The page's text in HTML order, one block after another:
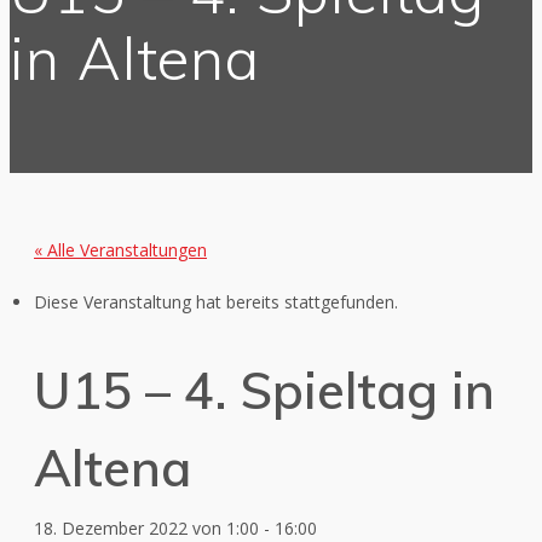
in Altena
« Alle Veranstaltungen
Diese Veranstaltung hat bereits stattgefunden.
U15 – 4. Spieltag in
Altena
18. Dezember 2022 von 1:00 - 16:00